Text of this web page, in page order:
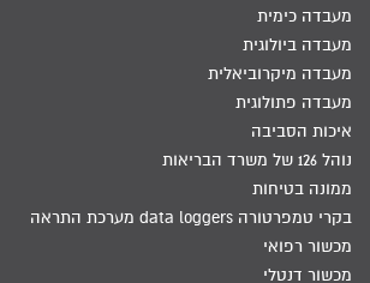
מעבדה כימית
מעבדה ביולוגית
מעבדה מיקרוביאלית
מעבדה פתולוגית
איכות הסביבה
נוהל 126 של משרד הבריאות
ממונה בטיחות
בקרי טמפרטורה data loggers מערכת התראה
מכשור רפואי
מכשור דנטלי